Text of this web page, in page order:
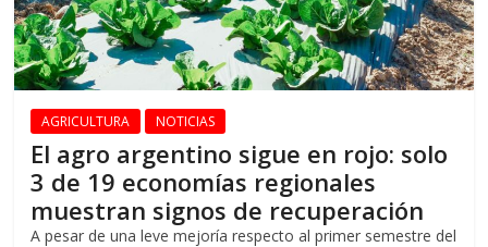
AGRICULTURA NOTICIAS
El agro argentino sigue en rojo: solo
3 de 19 economías regionales
muestran signos de recuperación
A pesar de una leve mejoría respecto al primer semestre del